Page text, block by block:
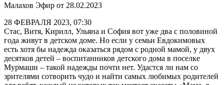
Малахов Эфир от 28.02.2023
28 ФЕВРАЛЯ 2023, 07:30
Стас, Витя, Кирилл, Ульяна и София вот уже два с половиной
года живут в детском доме. Но если у семьи Евдокимовых
есть хотя бы надежда оказаться рядом с родной мамой, у двух
десятков детей – воспитанников детского дома в поселке
Мурмаши – такой надежды почти нет. Удастся ли нам со
зрителями сотворить чудо и найти самых любимых родителей